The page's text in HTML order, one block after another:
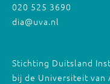
020 525 3690
dia@uva.nl
Stichting Duitsland
bij de Universiteit van